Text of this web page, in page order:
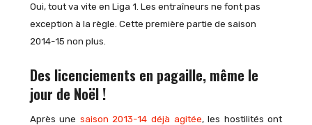
Oui, tout va vite en Liga 1. Les entraîneurs ne font pas
exception à la règle. Cette première partie de saison
2014-15 non plus.
Des licenciements en pagaille, même le
jour de Noël !
Après une saison 2013-14 déjà agitée, les hostilités ont